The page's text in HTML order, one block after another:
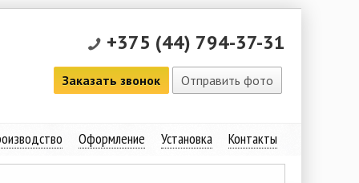
+375 (44) 794-37-31
Заказать звонок Отправить фото
Оформление Установка Контакты